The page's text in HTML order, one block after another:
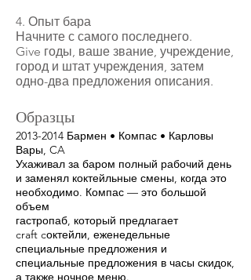
4. Опыт бара
Начните с самого последнего.
Give годы, ваше звание, учреждение,
город и штат учреждения, затем
одно-два предложения описания.
Образцы
2013-2014 Бармен • Компас • Карловы
Вары, CA
Ухаживал за баром полный рабочий день
и заменял коктейльные смены, когда это
необходимо. Компас — это большой
объем
гастропаб, который предлагает
craft cоктейли, еженедельные
специальные предложения и
специальные предложения в часы скидок,
а также ночное меню.